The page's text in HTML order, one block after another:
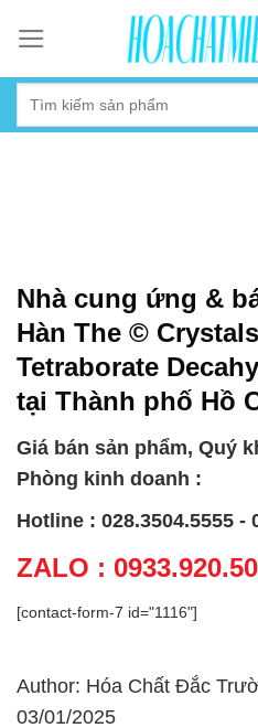
content
Nhà cung ứng &
Hàn The ©
Tetraborate
tại Thành phố Hồ
Giá bán sản phẩm, Quý
Phòng kinh doanh :
Hotline : 028.3504.5555 -
ZALO :
[contact-form-7 id="1116"]
Author: Hóa Chất Đắc
03/01/2025